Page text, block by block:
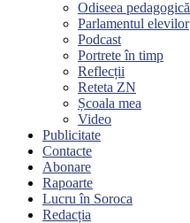
Odiseea pedagogică
Parlamentul elevilor
Podcast
Portrete în timp
Reflecții
Reteta ZN
Școala mea
Video
Publicitate
Contacte
Abonare
Rapoarte
Lucru în Soroca
Redacția